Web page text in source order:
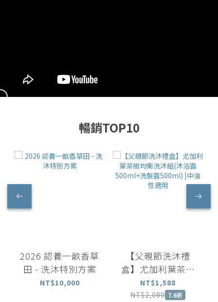
暢銷TOP10
2026 認養一畝香草
田 - 洗沐特別方案
NT$10,000
【父親節洗沐禮
盒】尤加利葉茶樹
均衡洗沐組(沐浴露
500ml+洗髮露
NT$1,588
NT$2,080 7.6折